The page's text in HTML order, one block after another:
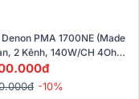
PMA 1700NE (Made
2 Kênh, 140W/CH 4Ohm,
CD, Phono, Advanced
Plus)
-10%